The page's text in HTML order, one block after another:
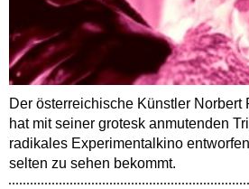
Der österreichische Künstler Norbert
hat mit seiner grotesk anmutenden
radikales Experimentalkino
selten zu sehen bekommt.